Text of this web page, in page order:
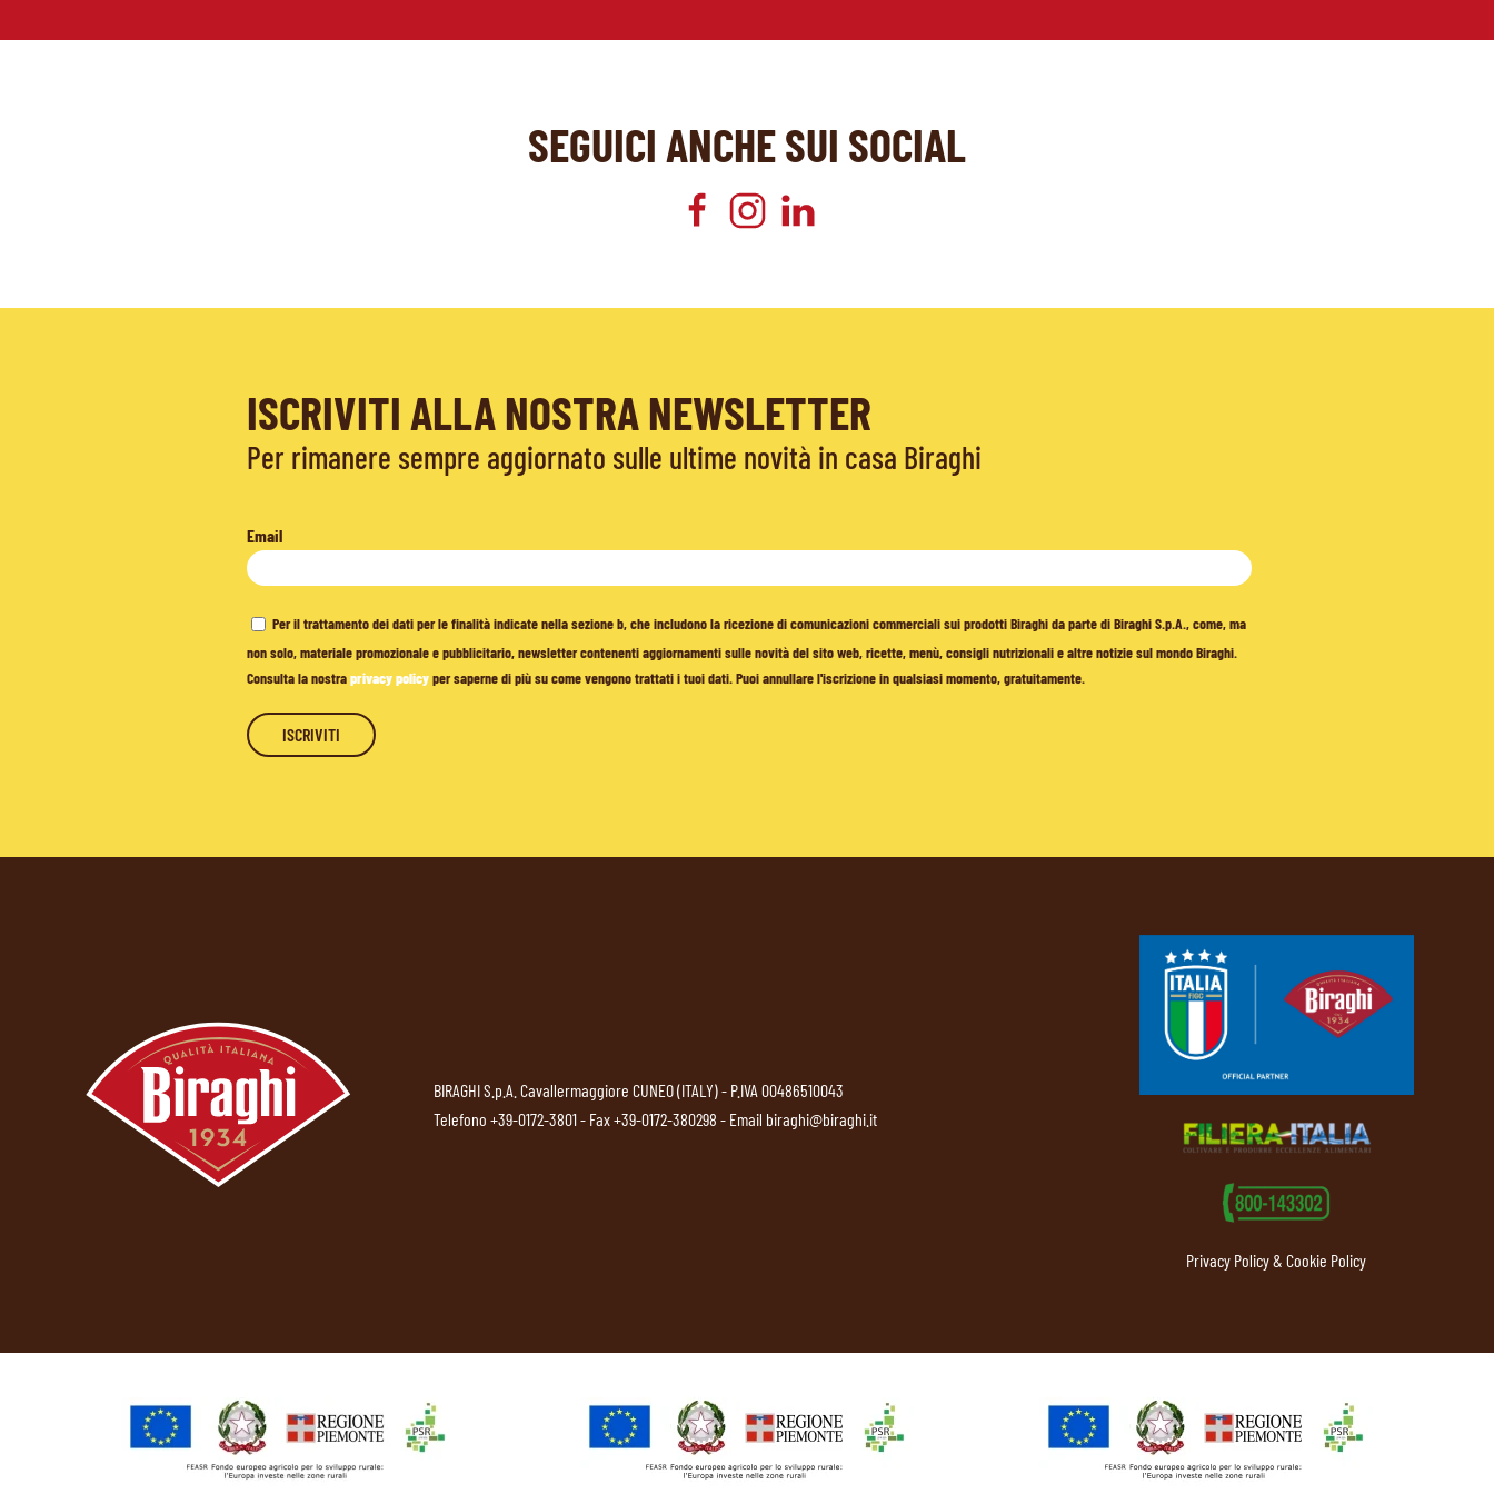
SEGUICI ANCHE SUI SOCIAL
ISCRIVITI ALLA NOSTRA NEWSLETTER
Per rimanere sempre aggiornato sulle ultime novità in casa Biraghi
Email
Per il trattamento dei dati per le finalità indicate nella sezione b, che includono la ricezione di comunicazioni commerciali sui prodotti Biraghi da parte di Biraghi S.p.A., come, ma
non solo, materiale promozionale e pubblicitario, newsletter contenenti aggiornamenti sulle novità del sito web, ricette, menù, consigli nutrizionali e altre notizie sul mondo Biraghi.
Consulta la nostraprivacy policyper saperne di più su come vengono trattati i tuoi dati. Puoi annullare l'iscrizione in qualsiasi momento, gratuitamente.
BIRAGHI S.p.A. Cavallermaggiore CUNEO (ITALY) - P.IVA 00486510043
Telefono +39-0172-3801- Fax +39-0172-380298 - Email biraghi@biraghi.it
Privacy Policy & Cookie Policy